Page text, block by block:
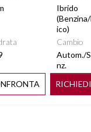
POSTERIORE
Ibrido
ico)
Cambio
Autom./
nz.